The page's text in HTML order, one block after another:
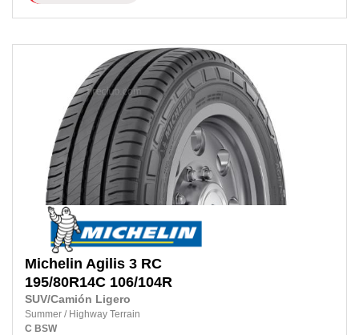
Michelin Agilis 3 RC
195/80R14C 106/104R
SUV/Camión Ligero
Summer / Highway Terrain
C BSW